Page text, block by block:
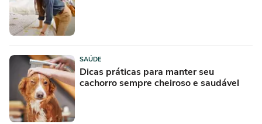
SAÚDE
Dicas práticas para manter seu
cachorro sempre cheiroso e saudável